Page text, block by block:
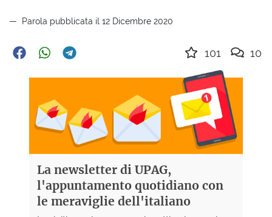
Parola pubblicata il 12 Dicembre 2020
101 10
La newsletter di UPAG,
l'appuntamento quotidiano con
le meraviglie dell'italiano